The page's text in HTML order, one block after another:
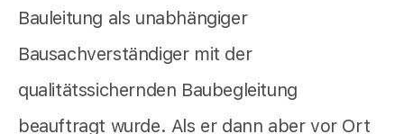
Bauleitung als unabhängiger
Bausachverständiger mit der
qualitätssichernden Baubegleitung
beauftragt wurde. Als er dann aber vor Ort